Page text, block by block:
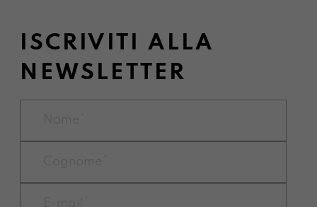
ISCRIVITI ALLA
NEWSLETTER